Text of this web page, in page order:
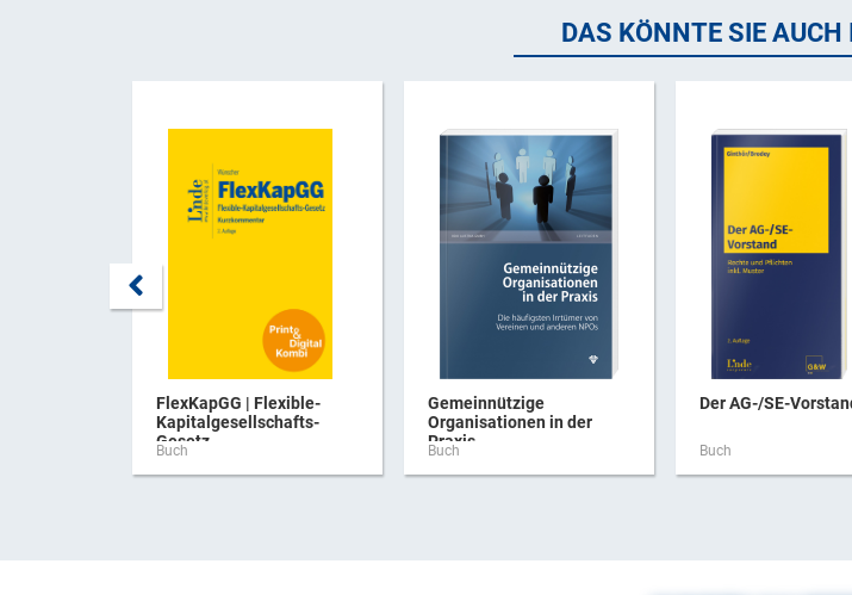
DAS KÖNNTE SIE AUCH
FlexKapGG | Flexible-
Kapitalgesellschafts-
Gesetz ...
Buch
Gemeinnützige
Organisationen in der
Praxis
Buch
Der AG-/SE-
Buch